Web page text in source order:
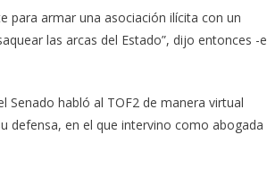
para armar una asociación ilícita con un
las arcas del Estado”, dijo entonces -
Senado habló al TOF2 de manera virtual
defensa, en el que intervino como abogada